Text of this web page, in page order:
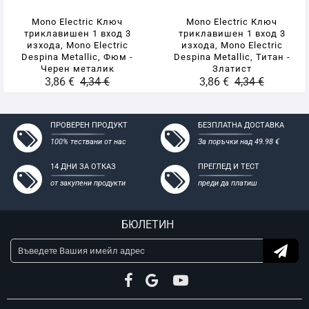
гипсокартон
Mono Electric Ключ
триклавишен 1 вход 3
изхода, Mono Electric
Despina Metallic, Фюм -
Черен металик
3,86 € 4,34 €
Mono Electric Ключ
триклавишен 1 вход 3
изхода, Mono Electric
Despina Metallic, Титан -
Златист
3,86 € 4,34 €
ПРОВЕРЕН ПРОДУКТ
100% тествани от нас
БЕЗПЛАТНА ДОСТАВКА
За поръчки над 49.98 €
14 ДНИ ЗА ОТКАЗ
от закупени продукти
ПРЕГЛЕД И ТЕСТ
преди да платиш
БЮЛЕТИН